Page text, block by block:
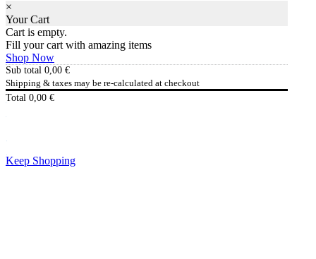
×
Your Cart
Cart is empty.
Fill your cart with amazing items
Shop Now
Sub total 0,00 €
Shipping & taxes may be re-calculated at checkout
Total 0,00 €
Keep Shopping